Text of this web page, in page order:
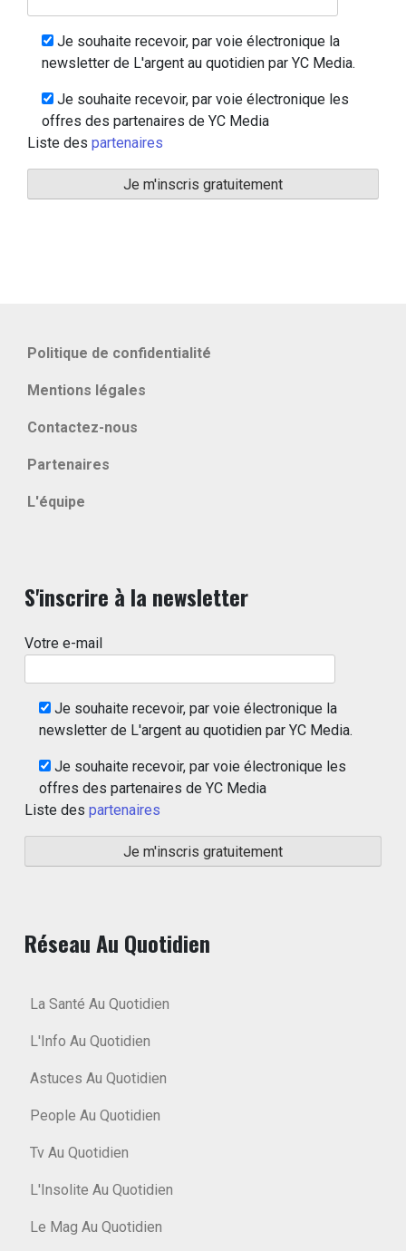
Je souhaite recevoir, par voie électronique la
newsletter de L'argent au quotidien par YC Media.
Je souhaite recevoir, par voie électronique les
offres des partenaires de YC Media
Liste des partenaires
Politique de confidentialité
Mentions légales
Contactez-nous
Partenaires
L'équipe
S'inscrire à la newsletter
Votre e-mail
Je souhaite recevoir, par voie électronique la
newsletter de L'argent au quotidien par YC Media.
Je souhaite recevoir, par voie électronique les
offres des partenaires de YC Media
Liste des partenaires
Réseau Au Quotidien
La Santé Au Quotidien
L'Info Au Quotidien
Astuces Au Quotidien
People Au Quotidien
Tv Au Quotidien
L'Insolite Au Quotidien
Le Mag Au Quotidien